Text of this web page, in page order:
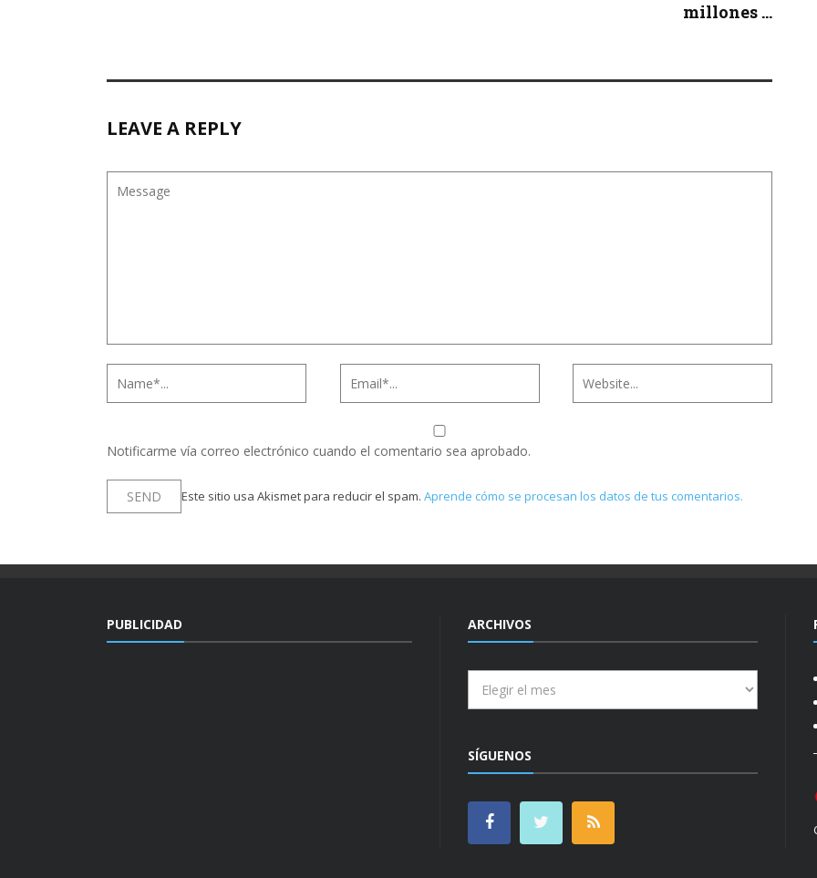
millones ...
LEAVE A REPLY
Notificarme vía correo electrónico cuando el comentario sea aprobado.
Este sitio usa Akismet para reducir el spam. Aprende cómo se procesan los datos de tus comentarios.
PUBLICIDAD ARCHIVOS
SÍGUENOS